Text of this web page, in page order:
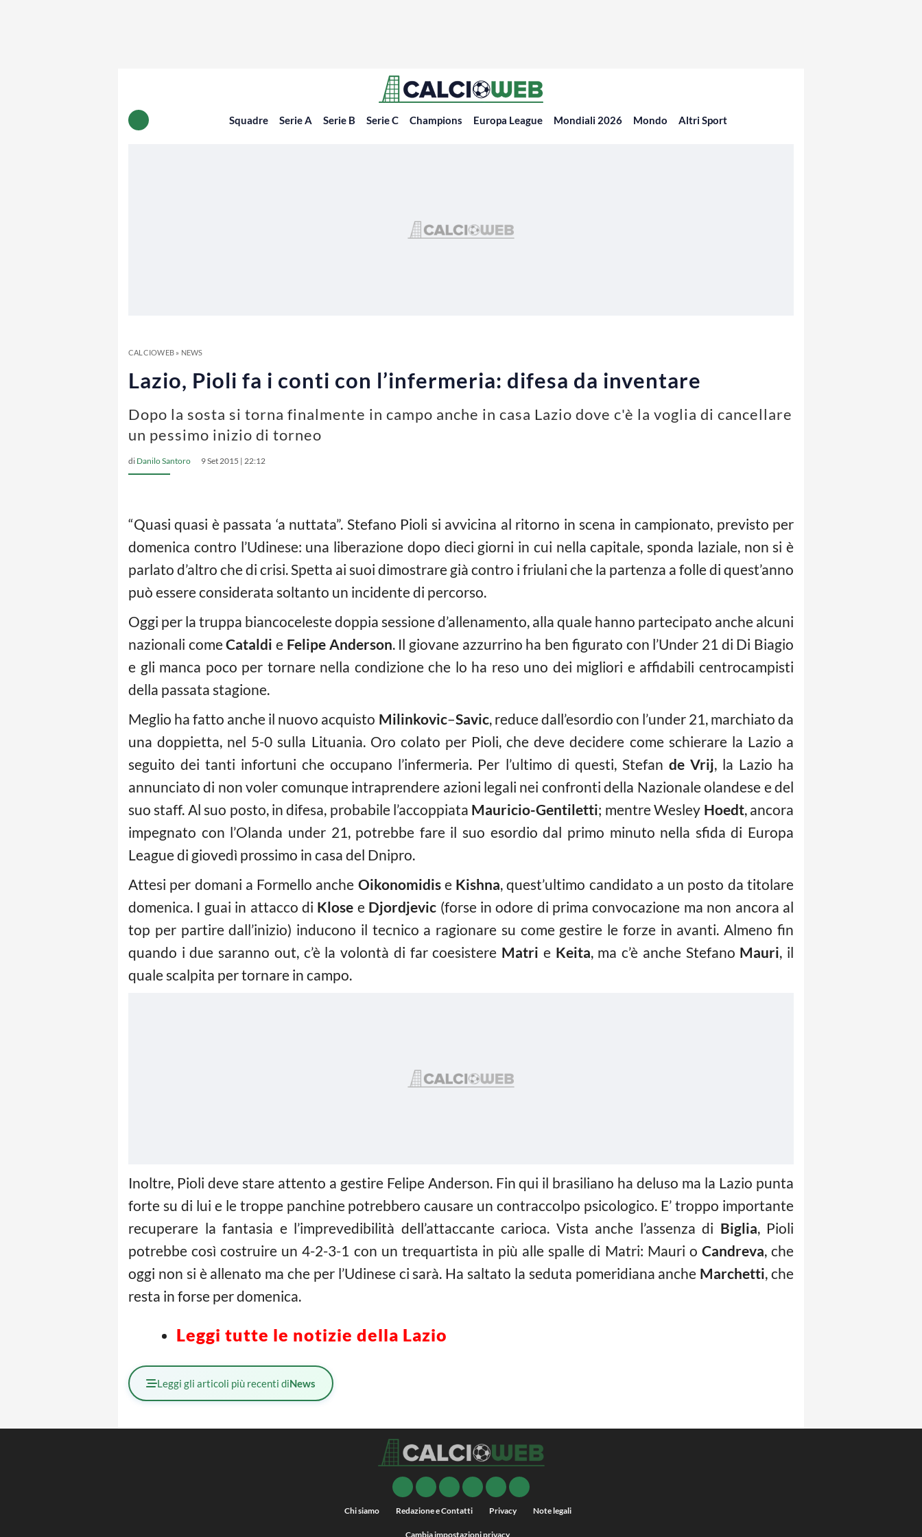
Squadre Serie A Serie B Serie C Champions Europa League Mondiali 2026 Mondo Altri Sport
CALCIOWEB» NEWS
Lazio, Pioli fa i conti con l’infermeria: difesa da inventare
Dopo la sosta si torna finalmente in campo anche in casa Lazio dove c'è la voglia di cancellare
un pessimo inizio di torneo
di Danilo Santoro 9 Set 2015 | 22:12
“Quasi quasi è passata ‘a nuttata”. Stefano Pioli si avvicina al ritorno in scena in campionato, previsto per
domenica contro l’Udinese: una liberazione dopo dieci giorni in cui nella capitale, sponda laziale, non si è
parlato d’altro che di crisi. Spetta ai suoi dimostrare già contro i friulani che la partenza a folle di quest’anno
può essere considerata soltanto un incidente di percorso.
Oggi per la truppa biancoceleste doppia sessione d’allenamento, alla quale hanno partecipato anche alcuni
nazionali comeCataldi e Felipe Anderson. Il giovane azzurrino ha ben figurato con l’Under 21 di Di Biagio
e gli manca poco per tornare nella condizione che lo ha reso uno dei migliori e affidabili centrocampisti
della passata stagione.
Meglio ha fatto anche il nuovo acquisto Milinkovic–Savic, reduce dall’esordio con l’under 21, marchiato da
una doppietta, nel 5-0 sulla Lituania. Oro colato per Pioli, che deve decidere come schierare la Lazio a
seguito dei tanti infortuni che occupano l’infermeria. Per l’ultimo di questi, Stefan de Vrij, la Lazio ha
annunciato di non voler comunque intraprendere azioni legali nei confronti della Nazionale olandese e del
suo staff. Al suo posto, in difesa, probabile l’accoppiata Mauricio-Gentiletti; mentre Wesley Hoedt, ancora
impegnato con l’Olanda under 21, potrebbe fare il suo esordio dal primo minuto nella sfida di Europa
League di giovedì prossimo in casa del Dnipro.
Attesi per domani a Formello anche Oikonomidise Kishna, quest’ultimo candidato a un posto da titolare
domenica. I guai in attacco di Klose e Djordjevic (forse in odore di prima convocazione ma non ancora al
top per partire dall’inizio) inducono il tecnico a ragionare su come gestire le forze in avanti. Almeno fin
quando i due saranno out, c’è la volontà di far coesistere Matri e Keita, ma c’è anche Stefano Mauri, il
quale scalpita per tornare in campo.
Inoltre, Pioli deve stare attento a gestire Felipe Anderson. Fin qui il brasiliano ha deluso ma la Lazio punta
forte su di lui e le troppe panchine potrebbero causare un contraccolpo psicologico. E’ troppo importante
recuperare la fantasia e l’imprevedibilità dell’attaccante carioca. Vista anche l’assenza di Biglia, Pioli
potrebbe così costruire un 4-2-3-1 con un trequartista in più alle spalle di Matri: Mauri o Candreva, che
oggi non si è allenato ma che per l’Udinese ci sarà. Ha saltato la seduta pomeridiana anche Marchetti, che
resta in forse per domenica.
Leggi tutte le notizie della Lazio
Leggi gli articoli più recenti diNews
Chi siamo Redazione e Contatti Privacy Note legali
Cambia impostazioni privacy